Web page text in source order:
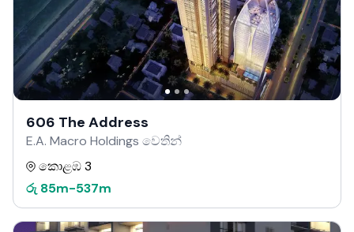
606 The Address
E.A. Macro Holdings වෙතින්
කොළඹ 3
රු 85m-537m